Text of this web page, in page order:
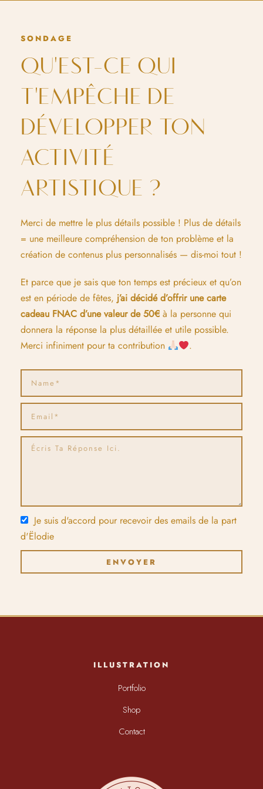
SONDAGE
QU'EST-CE QUI
T'EMPÊCHE DE
DÉVELOPPER TON
ACTIVITÉ
ARTISTIQUE ?
Merci de mettre le plus détails possible ! Plus de détails
= une meilleure compréhension de ton problème et la
création de contenus plus personnalisés — dis-moi tout !
Et parce que je sais que ton temps est précieux et qu’on
est en période de fêtes, j’ai décidé d’offrir une carte
cadeau FNAC d’une valeur de 50€ à la personne qui
donnera la réponse la plus détaillée et utile possible.
Merci infiniment pour ta contribution
.
Je suis d'accord pour recevoir des emails de la part
d'Ëlodie
ENVOYER
ILLUSTRATION
Portfolio
Shop
Contact